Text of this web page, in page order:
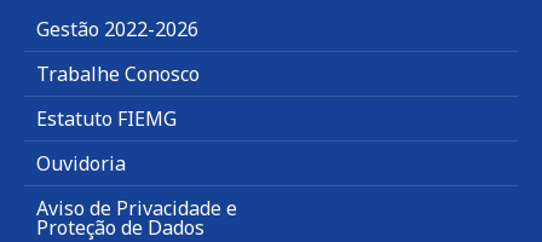
Gestão 2022-2026
Trabalhe Conosco
Estatuto FIEMG
Ouvidoria
Aviso de Privacidade e
Proteção de Dados